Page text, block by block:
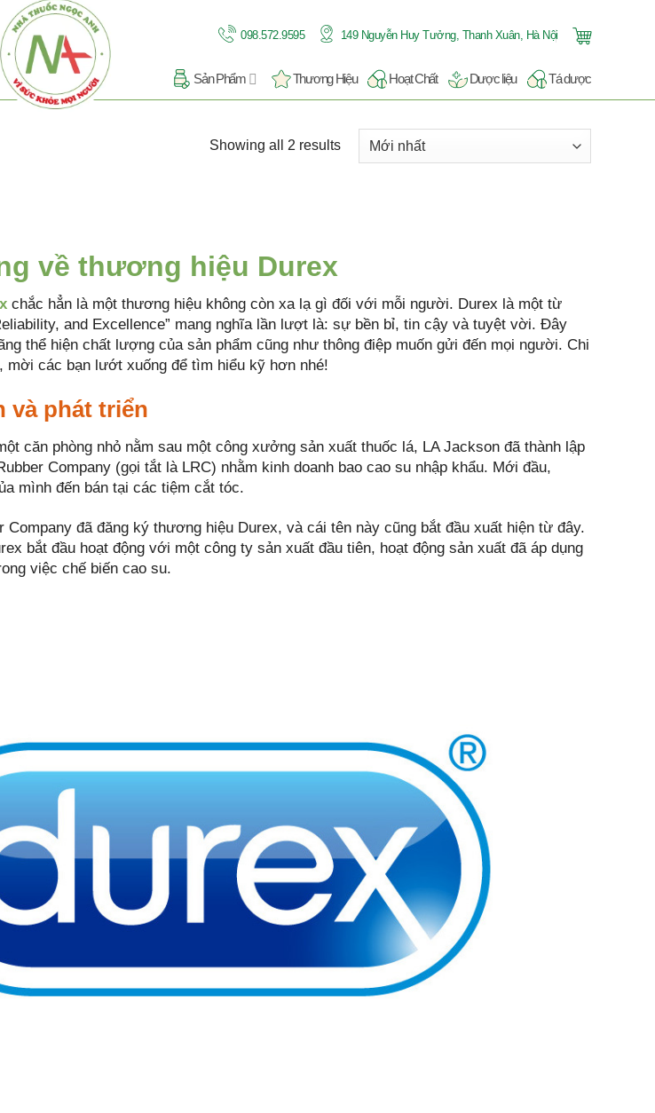
098.572.9595 149 Nguyễn Huy Tưởng, Thanh Xuân, Hà Nội
Sản Phẩm Thương Hiệu Hoạt Chất Dược liệu Tá dược
Showing all 2 results
về thương hiệu Durex
chắc hẳn là một thương hiệu không còn xa lạ gì đối với mỗi người. Durex là một từ
and Excellence” mang nghĩa lần lượt là: sự bền bỉ, tin cậy và tuyệt vời. Đây
thể hiện chất lượng của sản phẩm cũng như thông điệp muốn gửi đến mọi người. Chi
mời các bạn lướt xuống để tìm hiểu kỹ hơn nhé!
và phát triển
căn phòng nhỏ nằm sau một công xưởng sản xuất thuốc lá, LA Jackson đã thành lập
Company (gọi tắt là LRC) nhằm kinh doanh bao cao su nhập khẩu. Mới đầu,
mình đến bán tại các tiệm cắt tóc.
Company đã đăng ký thương hiệu Durex, và cái tên này cũng bắt đầu xuất hiện từ đây.
bắt đầu hoạt động với một công ty sản xuất đầu tiên, hoạt động sản xuất đã áp dụng
việc chế biến cao su.